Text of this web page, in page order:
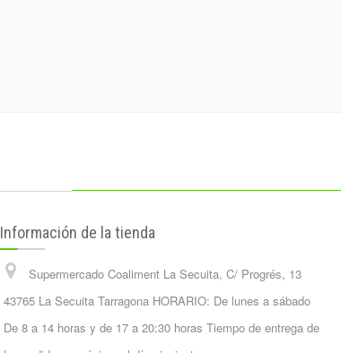
Información de la tienda
Supermercado Coaliment La Secuita, C/ Progrés, 13
43765 La Secuita Tarragona HORARIO: De lunes a sábado
De 8 a 14 horas y de 17 a 20:30 horas Tiempo de entrega de